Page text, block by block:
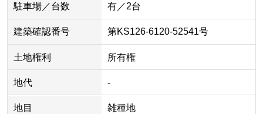
駐車場／台数 有／2台
建築確認番号 第KS126-6120-52541号
土地権利 所有権
地代 -
地目 雑種地